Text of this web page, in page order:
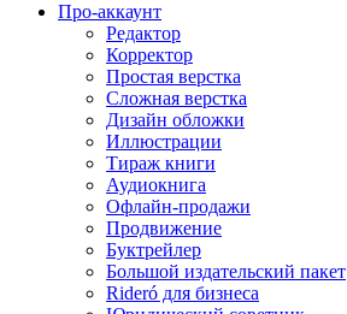
Про-аккаунт
Редактор
Корректор
Простая верстка
Сложная верстка
Дизайн обложки
Иллюстрации
Тираж книги
Аудиокнига
Офлайн-продажи
Продвижение
Буктрейлер
Большой издательский пакет
Rideró для бизнеса